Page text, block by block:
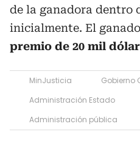
de la ganadora dentro
inicialmente. El
premio de 20 mil
MinJusticia Gobierno
Administración Estado
Administración pública